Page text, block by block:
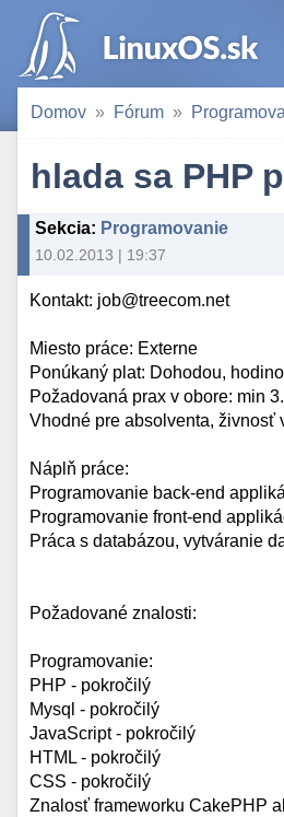
Domov Fórum
hlada sa PHP
Sekcia: Programovanie
10.02.2013 | 19:37
Kontakt: job@treecom.net
Miesto práce: Externe
Ponúkaný plat: Dohodou,
Požadovaná prax v obore: min
Vhodné pre absolventa, živnosť
Náplň práce:
Programovanie back-end
Programovanie front-end
Práca s databázou, vytváranie
Požadované znalosti:
Programovanie:
PHP - pokročilý
Mysql - pokročilý
JavaScript - pokročilý
HTML - pokročilý
CSS - pokročilý
Znalosť frameworku CakePHP